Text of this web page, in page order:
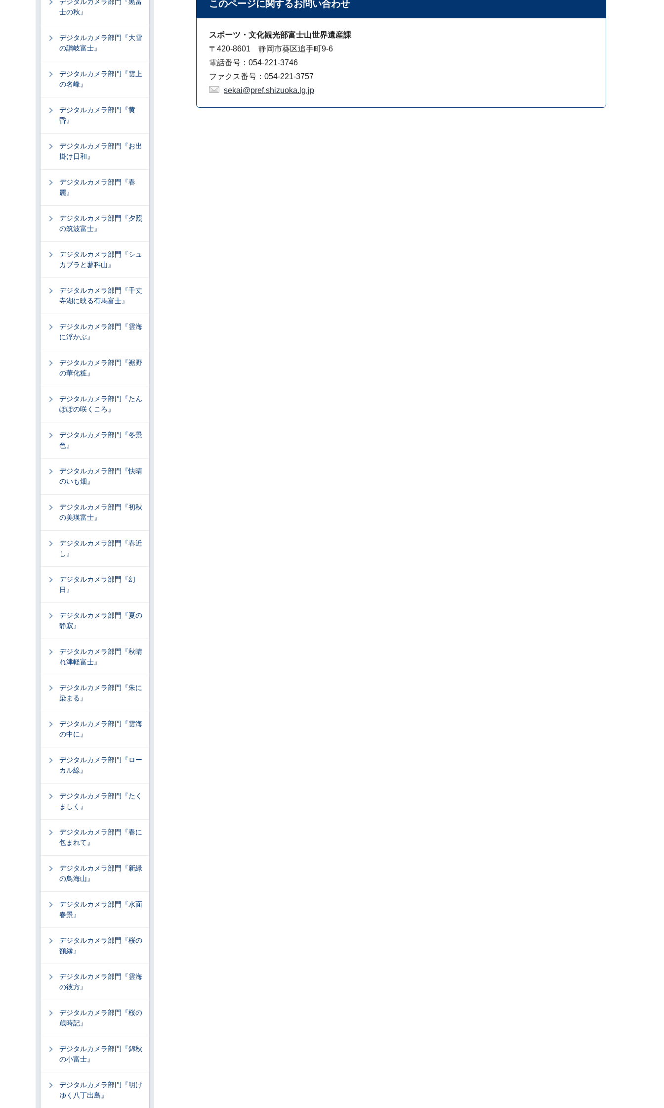
このページに関するお問い合わせ
スポーツ・文化観光部富士山世界遺産課
〒420-8601 静岡市葵区追手町9-6
電話番号：054-221-3746
ファクス番号：054-221-3757
sekai@pref.shizuoka.lg.jp
士の秋』
デジタルカメラ部門『大雪
の讃岐富士』
デジタルカメラ部門『雲上
の名峰』
デジタルカメラ部門『黄
昏』
デジタルカメラ部門『お出
掛け日和』
デジタルカメラ部門『春
麗』
デジタルカメラ部門『夕照
の筑波富士』
デジタルカメラ部門『シュ
カブラと蓼科山』
デジタルカメラ部門『千丈
寺湖に映る有馬富士』
デジタルカメラ部門『雲海
に浮かぶ』
デジタルカメラ部門『裾野
の華化粧』
デジタルカメラ部門『たん
ぽぽの咲くころ』
デジタルカメラ部門『冬景
色』
デジタルカメラ部門『快晴
のいも畑』
デジタルカメラ部門『初秋
の美瑛富士』
デジタルカメラ部門『春近
し』
デジタルカメラ部門『幻
日』
デジタルカメラ部門『夏の
静寂』
デジタルカメラ部門『秋晴
れ津軽富士』
デジタルカメラ部門『朱に
染まる』
デジタルカメラ部門『雲海
の中に』
デジタルカメラ部門『ロー
カル線』
デジタルカメラ部門『たく
ましく』
デジタルカメラ部門『春に
包まれて』
デジタルカメラ部門『新緑
の鳥海山』
デジタルカメラ部門『水面
春景』
デジタルカメラ部門『桜の
額縁』
デジタルカメラ部門『雲海
の彼方』
デジタルカメラ部門『桜の
歳時記』
デジタルカメラ部門『錦秋
の小富士』
デジタルカメラ部門『明け
ゆく八丁出島』